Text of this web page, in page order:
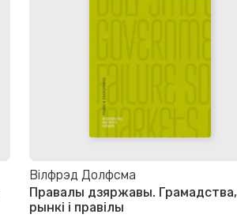
Вілфрэд Долфсма
Правалы дзяржавы. Грамадства,
рынкі і правілы